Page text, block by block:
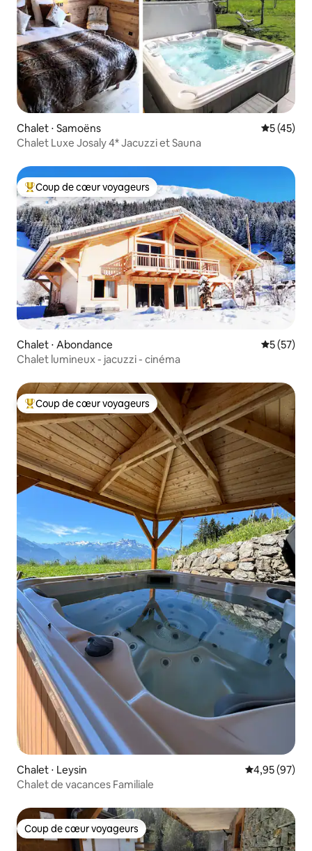
Chalet ⋅ Samoëns
5 (45)
Chalet Luxe Josaly 4* Jacuzzi et Sauna
Coups de cœur voyageurs les plus appréciés
Coup de cœur voyageurs
Chalet ⋅ Abondance
5 (57)
Chalet lumineux - jacuzzi - cinéma
Coups de cœur voyageurs les plus appréciés
Coup de cœur voyageurs
Chalet ⋅ Leysin Évaluation
4,95 (97)
Chalet de vacances Familiale
Coup de cœur voyageurs
Coup de cœur voyageurs